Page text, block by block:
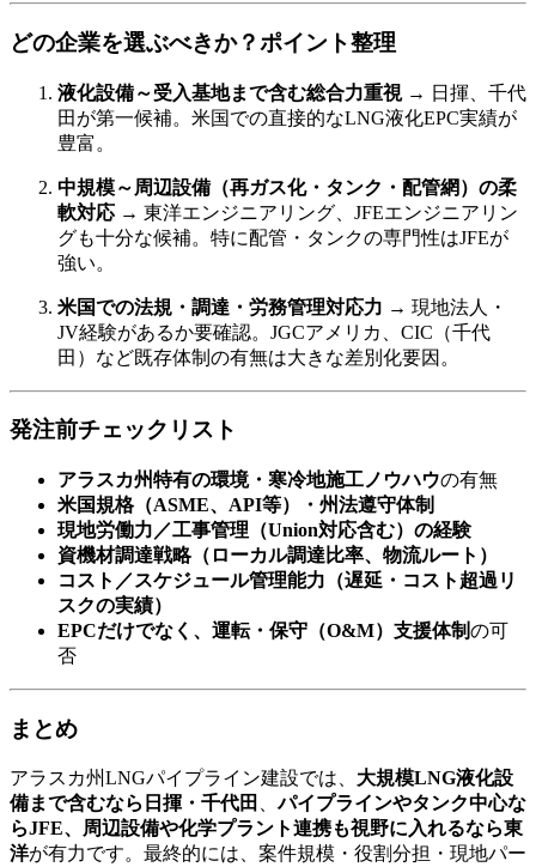
どの企業を選ぶべきか？ポイント整理
液化設備～受入基地まで含む総合力重視→ 日揮、千代
田が第一候補。米国での直接的なLNG液化EPC実績が
豊富。
中規模～周辺設備（再ガス化・タンク・配管網）の柔
軟対応 → 東洋エンジニアリング、JFEエンジニアリン
グも十分な候補。特に配管・タンクの専門性はJFEが
強い。
米国での法規・調達・労務管理対応力 → 現地法人・
JV経験があるか要確認。JGCアメリカ、CIC（千代
田）など既存体制の有無は大きな差別化要因。
発注前チェックリスト
アラスカ州特有の環境・寒冷地施工ノウハウの有無
米国規格（ASME、API等）・州法遵守体制
現地労働力／工事管理（Union対応含む）の経験
資機材調達戦略（ローカル調達比率、物流ルート）
コスト／スケジュール管理能力（遅延・コスト超過リ
スクの実績）
EPCだけでなく、運転・保守（O&M）支援体制の可
否
まとめ
アラスカ州LNGパイプライン建設では、 大規模LNG液化設
備まで含むなら日揮・千代田 、パイプラインやタンク中心な
らJFE、周辺設備や化学プラント連携も視野に入れるなら東
洋が有力です。最終的には、案件規模・役割分担・現地パー